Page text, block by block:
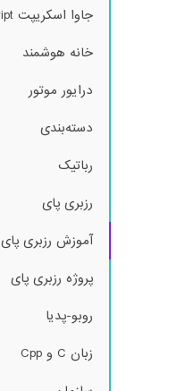
جاوا اسکریپت Javascript
خانه هوشمند
درایور موتور
دسته‌بندی
رباتیک
رزبری پای
آموزش رزبری پای
پروژه رزبری پای
روبو-پدیا
زبان C و Cpp